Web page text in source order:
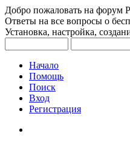
Добро пожаловать на форум
Ответы на все вопросы о
Установка, настройка,
Начало
Помощь
Поиск
Вход
Регистрация